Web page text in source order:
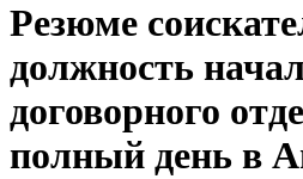
Резюме
должность
договорного
полный день в